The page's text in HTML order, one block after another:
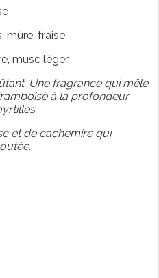
mûre, fraise
musc léger
Une fragrance qui mêle
à la profondeur
et de cachemire qui